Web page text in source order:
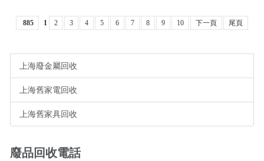
885 1 2 3 4 5 6 7 8 9 10 下一頁 尾頁
上海廢金屬回收
上海舊家電回收
上海舊家具回收
廢品回收電話